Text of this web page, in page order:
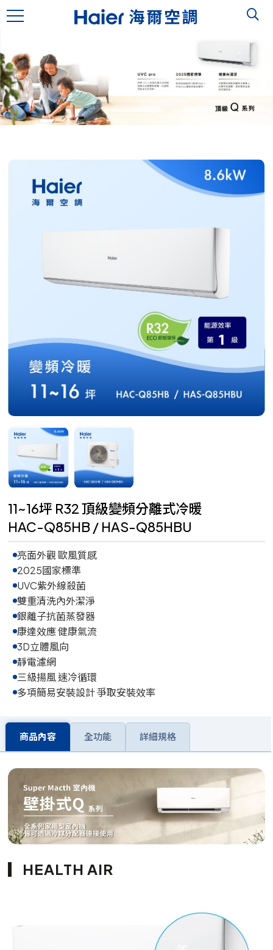
11~16坪 R32 頂級變頻分離式冷暖
HAC-Q85HB / HAS-Q85HBU
亮面外觀 歐風質感
2025國家標準
UVC紫外線殺菌
雙重清洗內外潔淨
銀離子抗菌蒸發器
康達效應 健康氣流
3D立體風向
靜電濾網
三級揚風 速冷循環
多項簡易安裝設計 爭取安裝效率
商品內容 全功能 詳細規格
HEALTH AIR